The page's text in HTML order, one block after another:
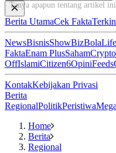
Tanya apapun tentang artikel
Berita UtamaCek Fakta
NewsBisnisShowBizBola
FaktaEnam PlusSahamCrypto
OffIslamiCitizen6OpiniFeeds
KontakKebijakan Privasi
Berita
RegionalPolitikPeristiwa
Home
Berita
Regional